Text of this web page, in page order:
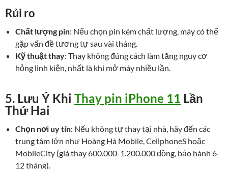
Rủi ro
Chất lượng pin: Nếu chọn pin kém chất lượng, máy có thể
gặp vấn đề tương tự sau vài tháng.
Kỹ thuật thay: Thay không đúng cách làm tăng nguy cơ
hỏng linh kiện, nhất là khi mở máy nhiều lần.
5. Lưu Ý Khi Thay pin iPhone 11 Lần
Thứ Hai
Chọn nơi uy tín: Nếu không tự thay tại nhà, hãy đến các
trung tâm lớn như Hoàng Hà Mobile, CellphoneS hoặc
MobileCity (giá thay 600.000-1.200.000 đồng, bảo hành 6-
12 tháng).